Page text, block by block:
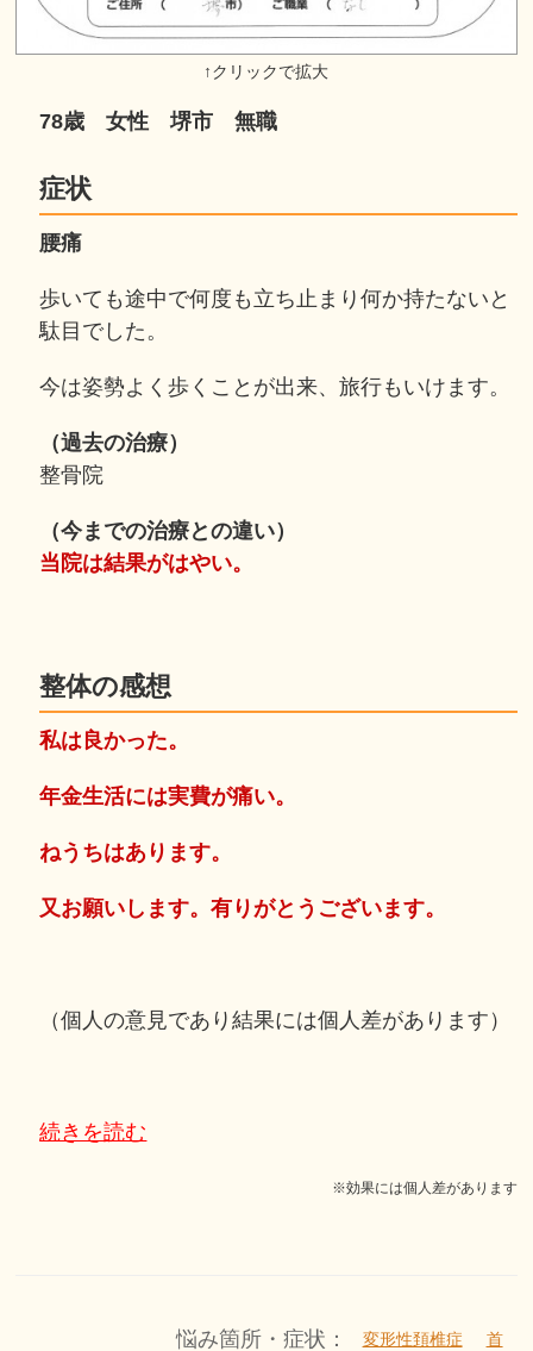
78歳 女性 堺市 無職
症状
腰痛
歩いても途中で何度も立ち止まり何か持たないと
駄目でした。
今は姿勢よく歩くことが出来、旅行もいけます。
（過去の治療）
整骨院
（今までの治療との違い）
当院は結果がはやい。
整体の感想
私は良かった。
年金生活には実費が痛い。
ねうちはあります。
又お願いします。有りがとうございます。
（個人の意見であり結果には個人差があります）
続きを読む
※効果には個人差があります
悩み箇所・症状： 変形性頚椎症 首